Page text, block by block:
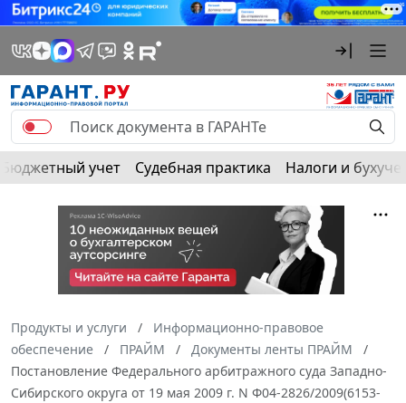
Бюджетный учет Судебная практика Налоги и
Продукты и услуги
Информационно-правовое
обеспечение
ПРАЙМ
Документы ленты ПРАЙМ
Постановление Федерального арбитражного суда Западно-
Сибирского округа от 19 мая 2009 г. N Ф04-2826/2009(6153-